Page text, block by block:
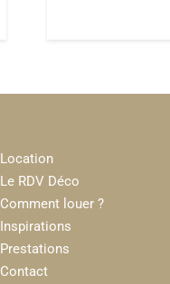
Location
Le RDV Déco
Comment louer ?
Inspirations
Prestations
Contact